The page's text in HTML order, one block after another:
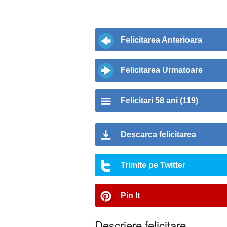
Felicitarea Anterioara
Felicitarea Urmatoare
Felicitari 58 ani (119)
Descarca felicitarea
Trimite pe Twitter
Pin It